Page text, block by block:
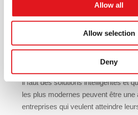
Allow all
Allow selection
Deny
travailler dans ce domaine, ce qui
distingué est une combinaison
et de la technologie de pointe; Voilà
sommes déterminés à continuer à
faire croître notre solutionMTA à
il faut des solutions intelligentes et
les plus modernes peuvent être une
entreprises qui veulent atteindre